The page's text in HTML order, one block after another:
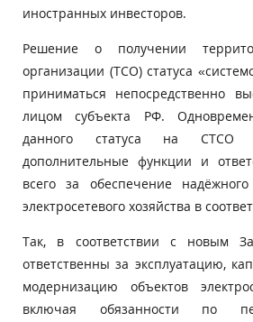
иностранных инвесторов.
Решение о получении
организации (ТСО) статуса
приниматься непосредственно
лицом субъекта РФ.
данного статуса на СТСО
дополнительные функции и
всего за обеспечение
электросетевого хозяйства в
Так, в соответствии с новым
ответственны за эксплуатацию,
модернизацию объектов
включая обязанности по